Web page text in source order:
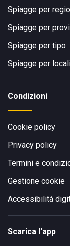
Spiagge per
Spiagge per
Spiagge per tipo
Spiagge per
Condizioni
Cookie policy
Privacy policy
Termini e
Gestione cookie
Accessibilità
Scarica l'app